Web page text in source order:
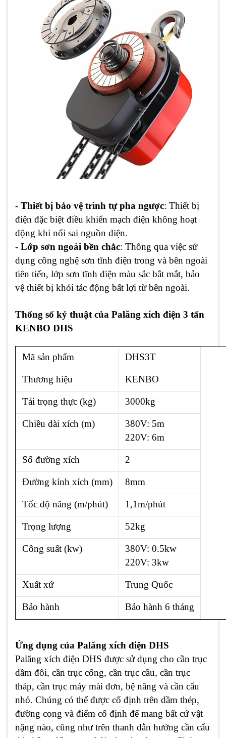
- Thiết bị bảo vệ trình tự pha ngược: Thiết bị
điện đặc biệt điều khiển mạch điện không hoạt
động khi nối sai nguồn điện.
- Lớp sơn ngoài bền chắc: Thông qua việc sử
dụng công nghệ sơn tĩnh điện trong và bên ngoài
tiên tiến, lớp sơn tĩnh điện màu sắc bắt mắt, bảo
vệ thiết bị khỏi tác động bất lợi từ bên ngoài.
Thống số kỷ thuật của Palăng xích điện 3 tấn
KENBO DHS
Mã sản phẩm DHS3T
Thương hiệu KENBO
Tải trọng thực (kg) 3000kg
Chiều dài xích (m)
380V: 5m
220V: 6m
Số đường xích 2
Đường kính xích (mm) 8mm
Tốc độ nâng (m/phút) 1,1m/phút
Trọng lượng 52kg
Công suất (kw)
380V: 0.5kw
220V: 3kw
Xuất xứ Trung Quốc
Bảo hành Bảo hành 6 tháng
Ứng dụng của Palăng xích điện DHS
Palăng xích điện DHS được sử dụng cho cần trục
dầm đôi, cần trục cổng, cần trục cầu, cần trục
tháp, cần trục máy mài đơn, bệ nâng và cần cẩu
nhỏ. Chúng có thể được cố định trên dầm thép,
đường cong và điểm cố định để mang bất cứ vật
nặng nào, cũng như trên thanh dẫn hướng cần cẩu